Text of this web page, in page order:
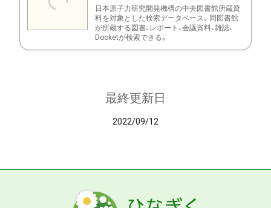
日本原子力研究開発機構の中央図書館所蔵資
料を対象とした検索データベース。同図書館
が所蔵する図書、レポート、会議資料、雑誌、
Docketが検索できる。
最終更新日
2022/09/12